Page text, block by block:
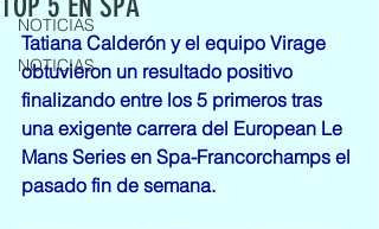
NOTICIAS
NOTICIAS
Tatiana Calderón y el equipo Virage
obtuvieron un resultado positivo
finalizando entre los 5 primeros tras
una exigente carrera del European Le
Mans Series en Spa-Francorchamps el
pasado fin de semana.